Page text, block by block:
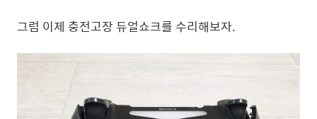
그럼 이제 충전고장 듀얼쇼크를 수리해보자.